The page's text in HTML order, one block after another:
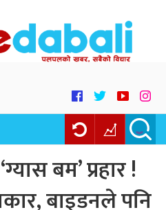
बम’ प्रहार !
बाइडनले पनि